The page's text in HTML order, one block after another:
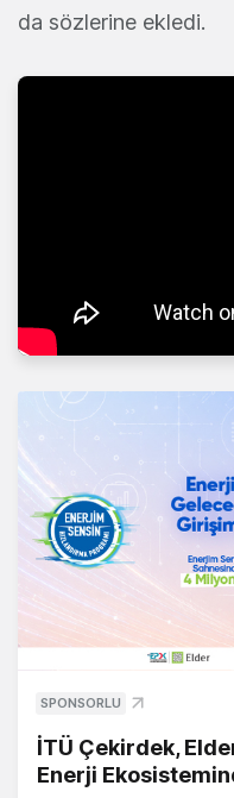
da sözlerine ekledi.
SPONSORLU
İTÜ Çekirdek,
Enerji